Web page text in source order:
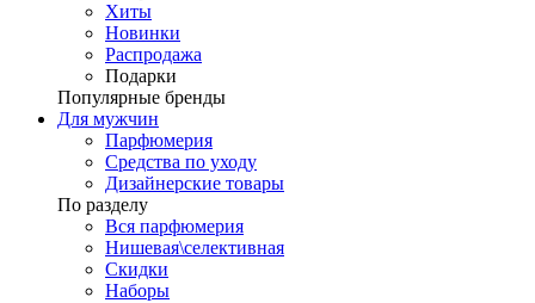
Хиты
Новинки
Распродажа
Подарки
Популярные бренды
Для мужчин
Парфюмерия
Средства по уходу
Дизайнерские товары
По разделу
Вся парфюмерия
Нишевая\селективная
Скидки
Наборы